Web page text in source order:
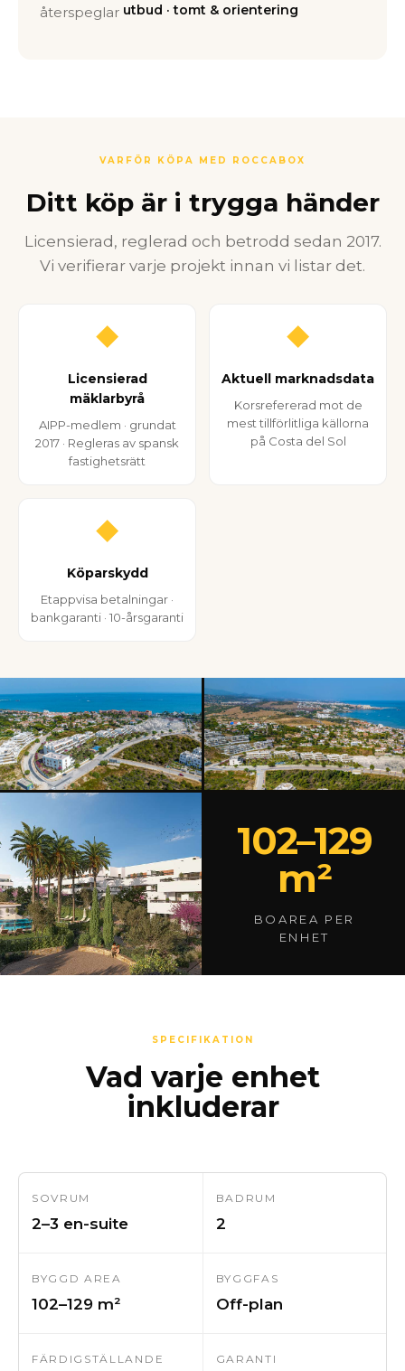
återspeglar utbud · tomt & orientering
VARFÖR KÖPA MED ROCCABOX
Ditt köp är i trygga händer
Licensierad, reglerad och betrodd sedan 2017.
Vi verifierar varje projekt innan vi listar det.
◆
Licensierad
mäklarbyrå
AIPP-medlem · grundat
2017 · Regleras av spansk
fastighetsrätt
◆
Aktuell marknadsdata
Korsrefererad mot de
mest tillförlitliga källorna
på Costa del Sol
◆
Köparskydd
Etappvisa betalningar ·
bankgaranti · 10-årsgaranti
102–129
m²
BOAREA PER
ENHET
SPECIFIKATION
Vad varje enhet
inkluderar
SOVRUM
2–3 en-suite
BADRUM
2
BYGGD AREA
102–129 m²
BYGGFAS
Off-plan
FÄRDIGSTÄLLANDE GARANTI